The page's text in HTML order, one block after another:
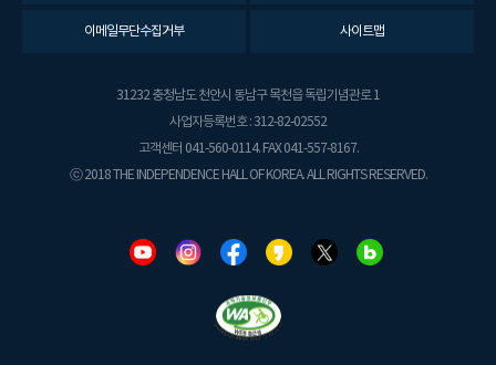
이메일무단수집거부 사이트맵
31232 충청남도 천안시 동남구 목천읍 독립기념관로 1
사업자등록번호 : 312-82-02552
고객센터 041-560-0114. FAX 041-557-8167.
ⓒ 2018 THE INDEPENDENCE HALL OF KOREA. ALL RIGHTS RESERVED.